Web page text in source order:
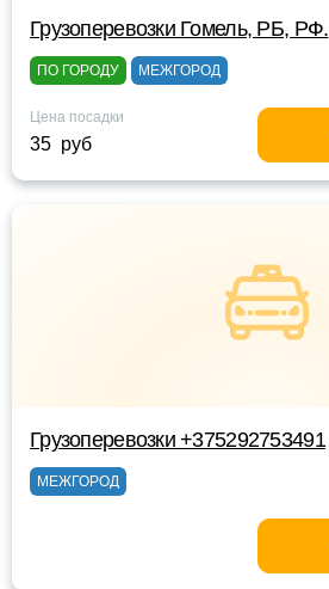
Грузоперевозки Гомель, РБ, РФ.
ПО ГОРОДУ МЕЖГОРОД
Цена посадки
35 руб
Грузоперевозки +375292753491
МЕЖГОРОД